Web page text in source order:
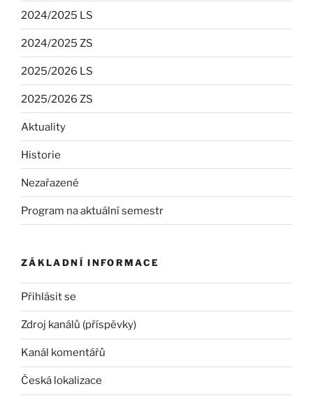
2024/2025 LS
2024/2025 ZS
2025/2026 LS
2025/2026 ZS
Aktuality
Historie
Nezařazené
Program na aktuální semestr
ZÁKLADNÍ INFORMACE
Přihlásit se
Zdroj kanálů (příspěvky)
Kanál komentářů
Česká lokalizace